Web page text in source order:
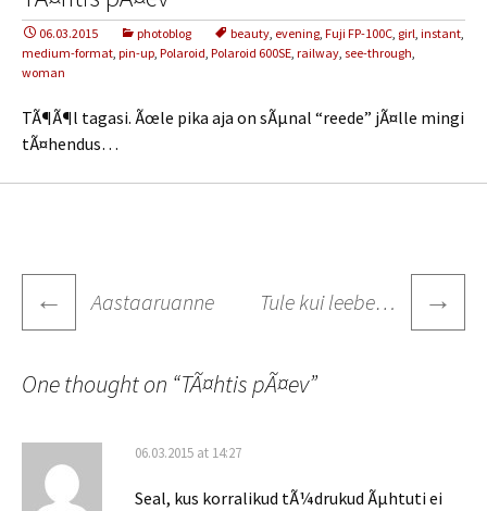
06.03.2015 photoblog beauty evening Fuji FP-100C girl instant
medium-format pin-up Polaroid Polaroid 600SE railway see-through
woman
TÃ¶Ã¶l tagasi. Ãœle pika aja on sÃµnal “reede” jÃ¤lle mingi
tÃ¤hendus…
Post
navigation
← Aastaaruanne Tule kui leebe… →
One thought on “TÃ¤htis pÃ¤ev”
06.03.2015 at 14:27
Seal, kus korralikud tÃ¼drukud Ãµhtuti ei